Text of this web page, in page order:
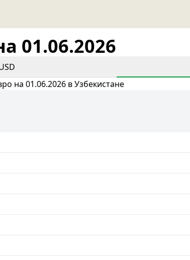
01.06.2026
на 01.06.2026 в Узбекистане